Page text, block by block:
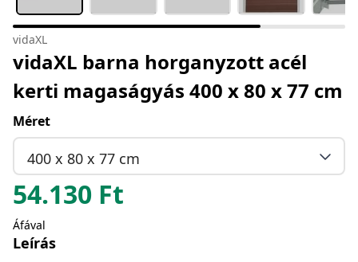
vidaXL
vidaXL barna horganyzott acél
kerti magaságyás 400 x 80 x 77 cm
Méret
400 x 80 x 77 cm
54.130 Ft
Áfával
Leírás